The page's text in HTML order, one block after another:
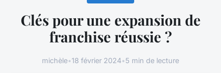
Clés pour une expansion de
franchise réussie ?
michèle•18 février 2024•5 min de lecture